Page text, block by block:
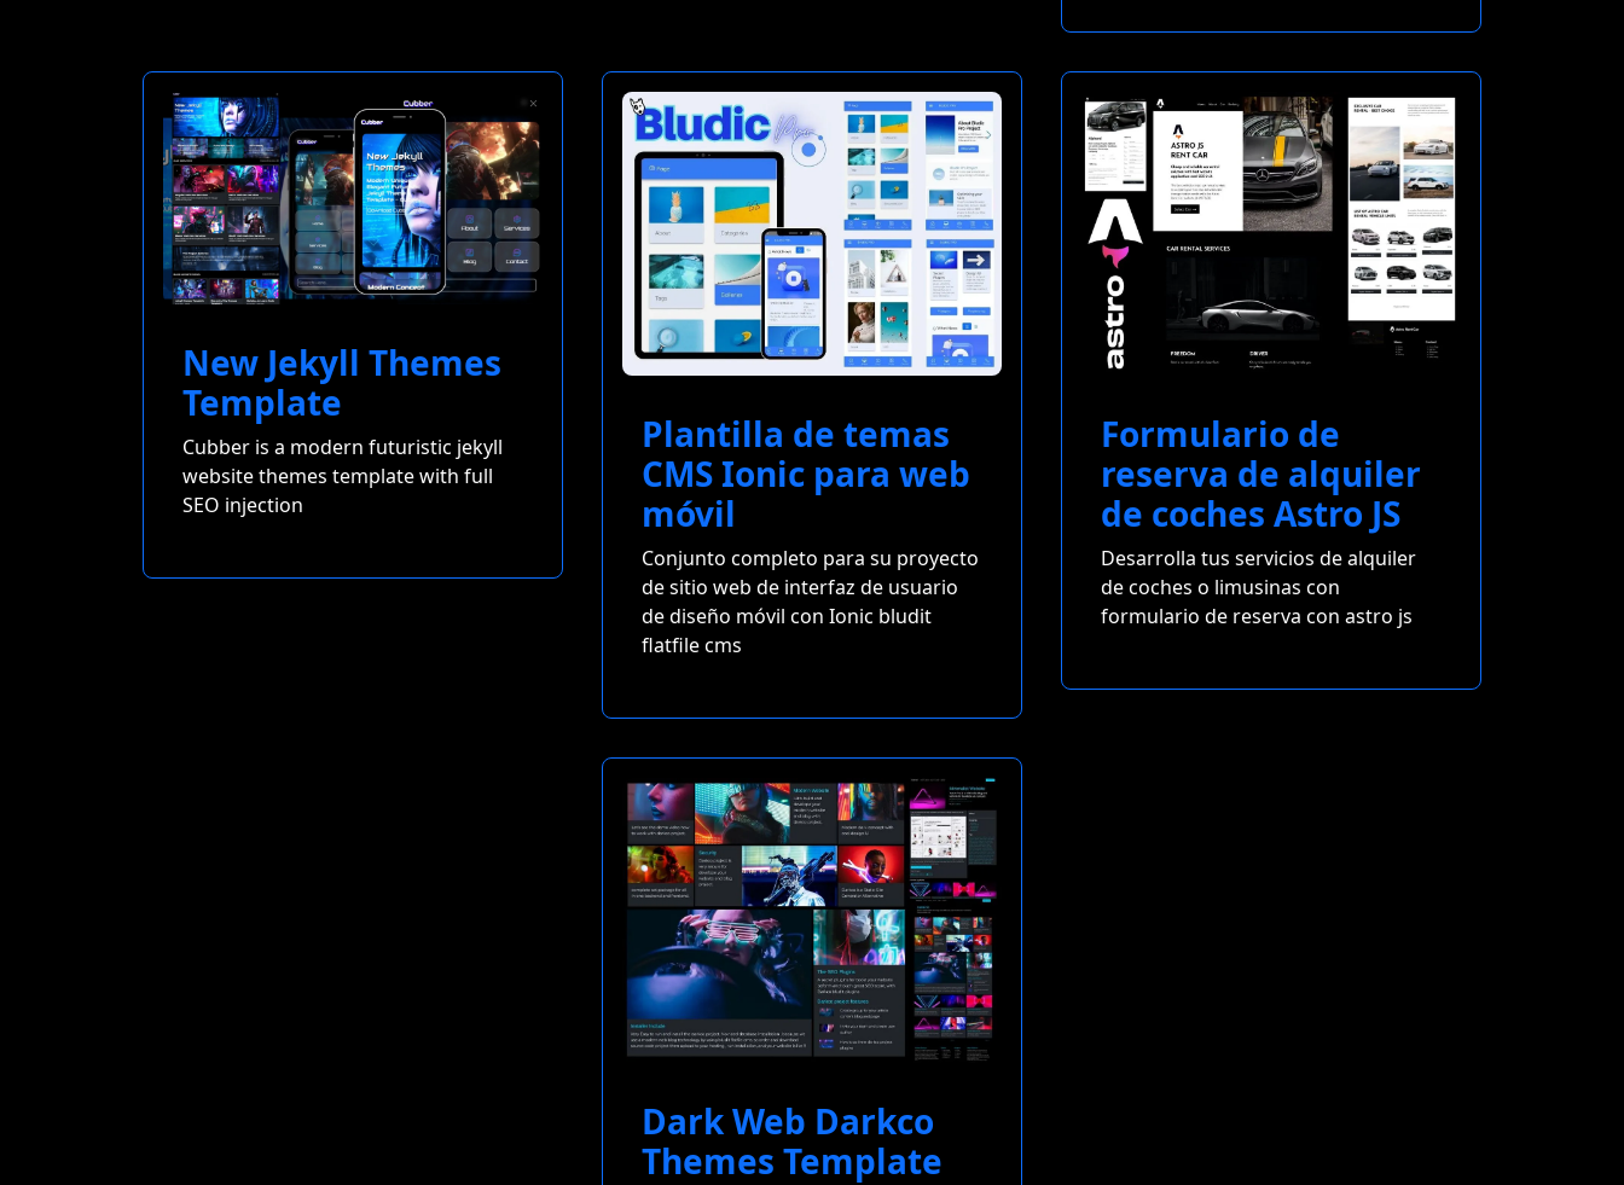
New Jekyll Themes
Template
Cubber is a modern futuristic jekyll
website themes template with full
SEO injection
Plantilla de temas
CMS Ionic para web
móvil
Conjunto completo para su proyecto
de sitio web de interfaz de usuario
de diseño móvil con Ionic bludit
flatfile cms
Formulario de
reserva de alquiler
de coches Astro JS
Desarrolla tus servicios de alquiler
de coches o limusinas con
formulario de reserva con astro js
Dark Web Darkco
Themes Template